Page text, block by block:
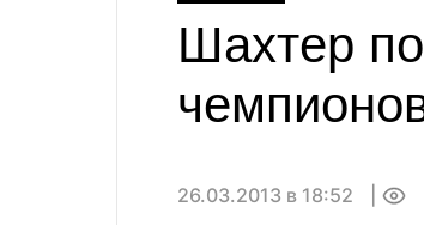
Шахтер
26.03.2013 в 18:52